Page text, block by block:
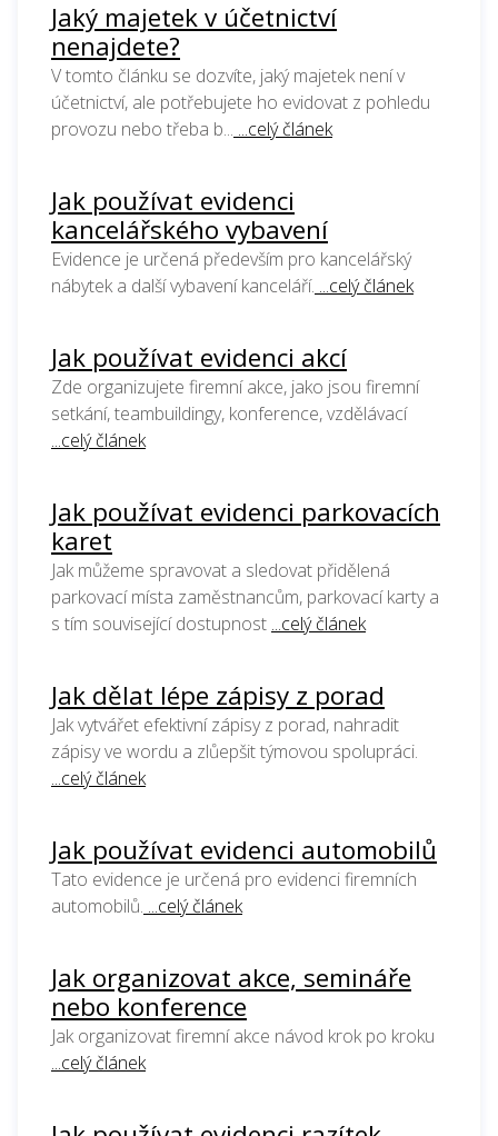
Jaký majetek v účetnictví
nenajdete?
V tomto článku se dozvíte, jaký majetek není v
účetnictví, ale potřebujete ho evidovat z pohledu
provozu nebo třeba b... ...celý článek
Jak používat evidenci
kancelářského vybavení
Evidence je určená především pro kancelářský
nábytek a další vybavení kanceláří. ...celý článek
Jak používat evidenci akcí
Zde organizujete firemní akce, jako jsou firemní
setkání, teambuildingy, konference, vzdělávací
...celý článek
Jak používat evidenci parkovacích
karet
Jak můžeme spravovat a sledovat přidělená
parkovací místa zaměstnancům, parkovací karty a
s tím související dostupnost ...celý článek
Jak dělat lépe zápisy z porad
Jak vytvářet efektivní zápisy z porad, nahradit
zápisy ve wordu a zlůepšit týmovou spolupráci.
...celý článek
Jak používat evidenci automobilů
Tato evidence je určená pro evidenci firemních
automobilů. ...celý článek
Jak organizovat akce, semináře
nebo konference
Jak organizovat firemní akce návod krok po kroku
...celý článek